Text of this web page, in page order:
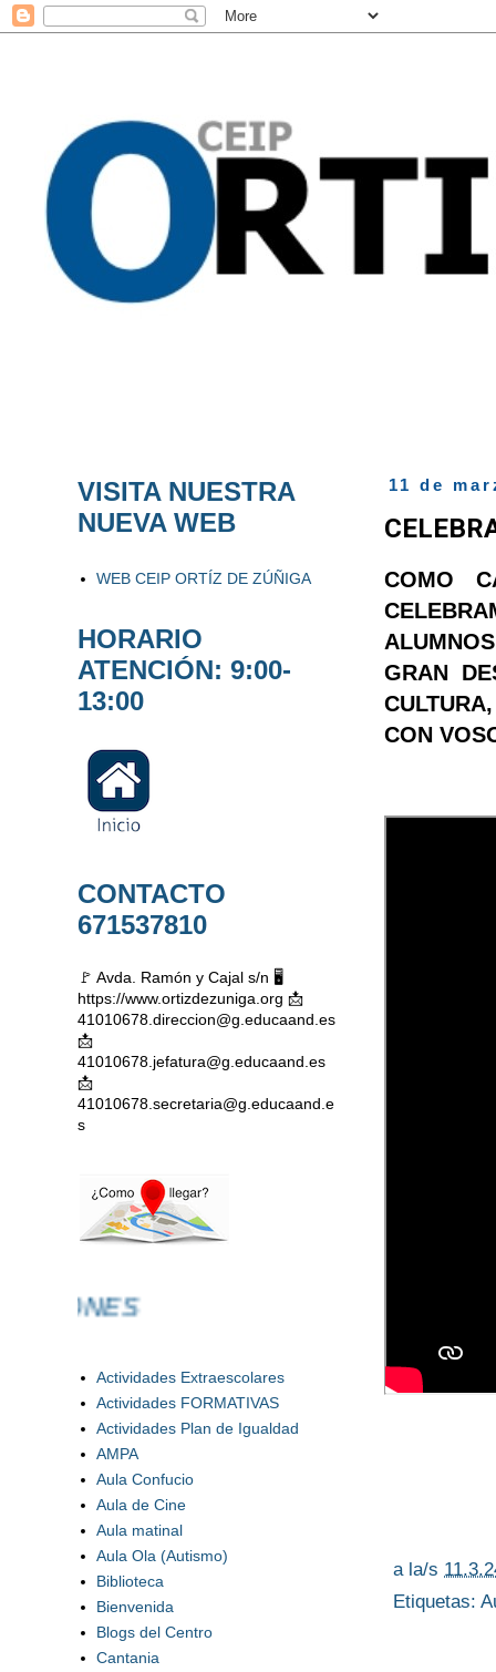
11 de
COMO
GRAN
CON
a la/s
Etiquetas:
VISITA NUESTRA
NUEVA WEB
WEB CEIP ORTÍZ DE ZÚÑIGA
HORARIO
ATENCIÓN: 9:00-
13:00
CONTACTO
671537810
🚩 Avda. Ramón y Cajal s/n 🖥️
https://www.ortizdezuniga.org 📩
41010678.direccion@g.educaand.es
📩
41010678.jefatura@g.educaand.es
📩
41010678.secretaria@g.educaand.e
s
Actividades Extraescolares
Actividades FORMATIVAS
Actividades Plan de Igualdad
AMPA
Aula Confucio
Aula de Cine
Aula matinal
Aula Ola (Autismo)
Biblioteca
Bienvenida
Blogs del Centro
Cantania